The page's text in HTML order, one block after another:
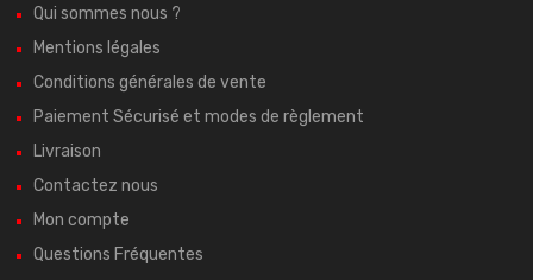
Qui sommes nous ?
Mentions légales
Conditions générales de vente
Paiement Sécurisé et modes de règlement
Livraison
Contactez nous
Mon compte
Questions Fréquentes